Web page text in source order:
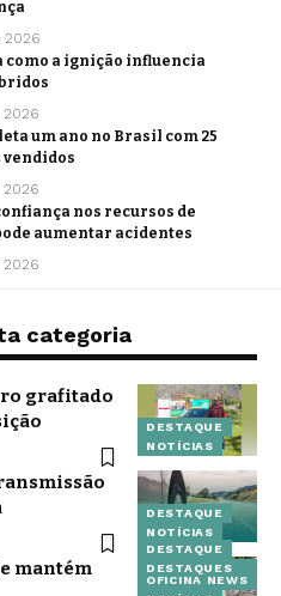
2026
como a ignição influencia
2026
um ano no Brasil com 25
2026
nos recursos de
aumentar acidentes
2026
categoria
DESTAQUE
NOTÍCIAS
grafitado
DESTAQUE
NOTÍCIAS
DESTAQUE
DESTAQUES
OFICINA NEWS
mantém